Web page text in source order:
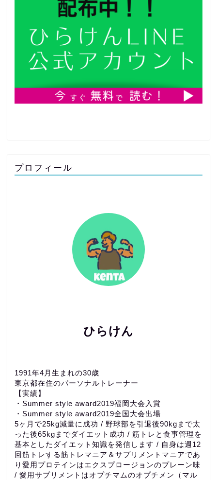
プロフィール
ひらけん
1991年4月生まれの30歳
東京都在住のパーソナルトレーナー
【実績】
・Summer style award2019福岡大会入賞
・Summer style award2019全国大会出場
5ヶ月で25kg減量に成功 / 野球部を引退後90kgまで太
った後65kgまでダイエット成功 / 筋トレと食事管理を
基本としたダイエット知識を発信します / 自身は週12
回筋トレする筋トレマニア＆サプリメントマニアであ
り愛用プロテインはエクスプロージョンのプレーン味
/ 愛用サプリメントはオプチマムのオプチメン（マル